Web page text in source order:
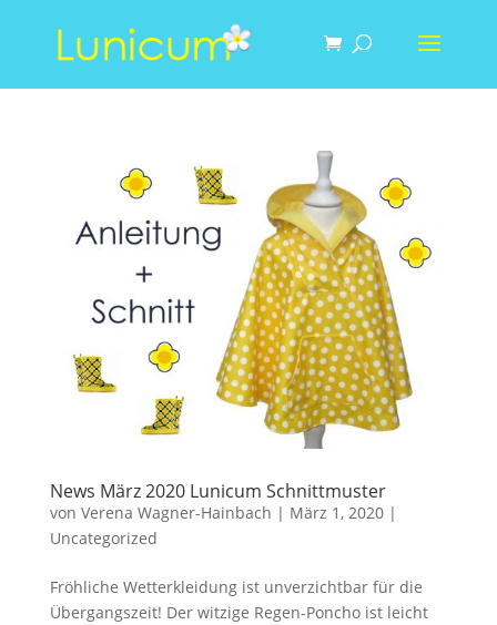
News März 2020 Lunicum Schnittmuster
von Verena Wagner-Hainbach | März 1, 2020|
Uncategorized
Fröhliche Wetterkleidung ist unverzichtbar für die
Übergangszeit! Der witzige Regen-Poncho ist leicht